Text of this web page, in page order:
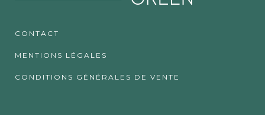
CONTACT
MENTIONS LÉGALES
CONDITIONS GÉNÉRALES DE VENTE